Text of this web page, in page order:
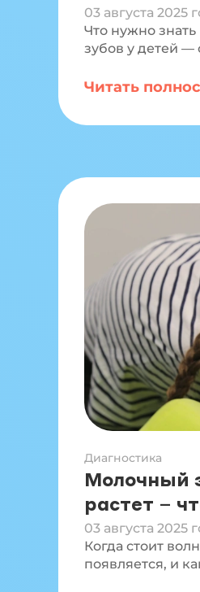
03 августа 2025
Что нужно
зубов у детей
Читать
Диагностика
Молочный
растет –
03 августа 2025
Когда стоит
появляется, и